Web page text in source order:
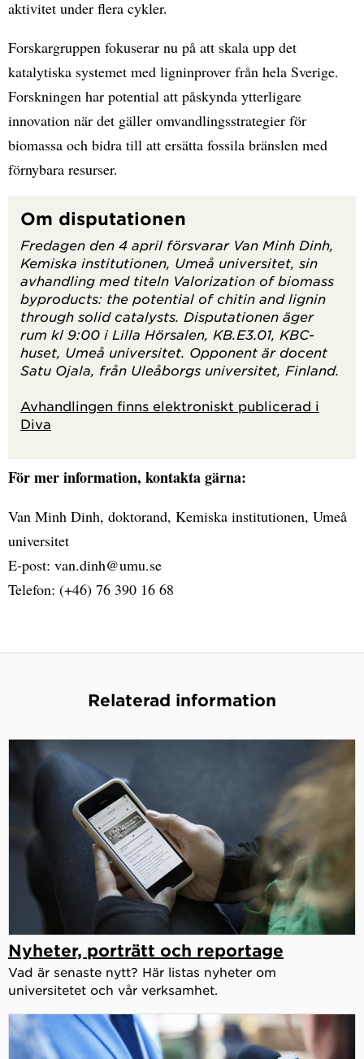
aktivitet under flera cykler.
Forskargruppen fokuserar nu på att skala upp det
katalytiska systemet med ligninprover från hela Sverige.
Forskningen har potential att påskynda ytterligare
innovation när det gäller omvandlingsstrategier för
biomassa och bidra till att ersätta fossila bränslen med
förnybara resurser.
Om disputationen
Fredagen den 4 april försvarar Van Minh Dinh,
Kemiska institutionen, Umeå universitet, sin
avhandling med titeln Valorization of biomass
byproducts: the potential of chitin and lignin
through solid catalysts. Disputationen äger
rum kl 9:00 i Lilla Hörsalen, KB.E3.01, KBC-
huset, Umeå universitet. Opponent är docent
Satu Ojala, från Uleåborgs universitet, Finland.
Avhandlingen finns elektroniskt publicerad i
Diva
För mer information, kontakta gärna:
Van Minh Dinh, doktorand, Kemiska institutionen, Umeå
universitet
E-post: van.dinh@umu.se
Telefon: (+46) 76 390 16 68
Relaterad information
Nyheter, porträtt och reportage
Vad är senaste nytt? Här listas nyheter om
universitetet och vår verksamhet.